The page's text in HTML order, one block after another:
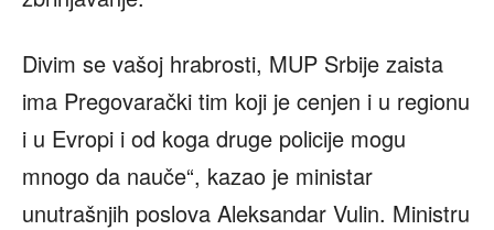
Divim se vašoj hrabrosti, MUP Srbije zaista
ima Pregovarački tim koji je cenjen i u regionu
i u Evropi i od koga druge policije mogu
mnogo da nauče“, kazao je ministar
unutrašnjih poslova Aleksandar Vulin. Ministru